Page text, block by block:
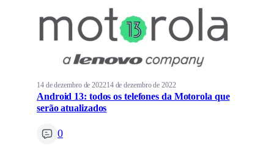
14 de dezembro de 202214 de dezembro de 2022
Android 13: todos os telefones da Motorola que
serão atualizados
0